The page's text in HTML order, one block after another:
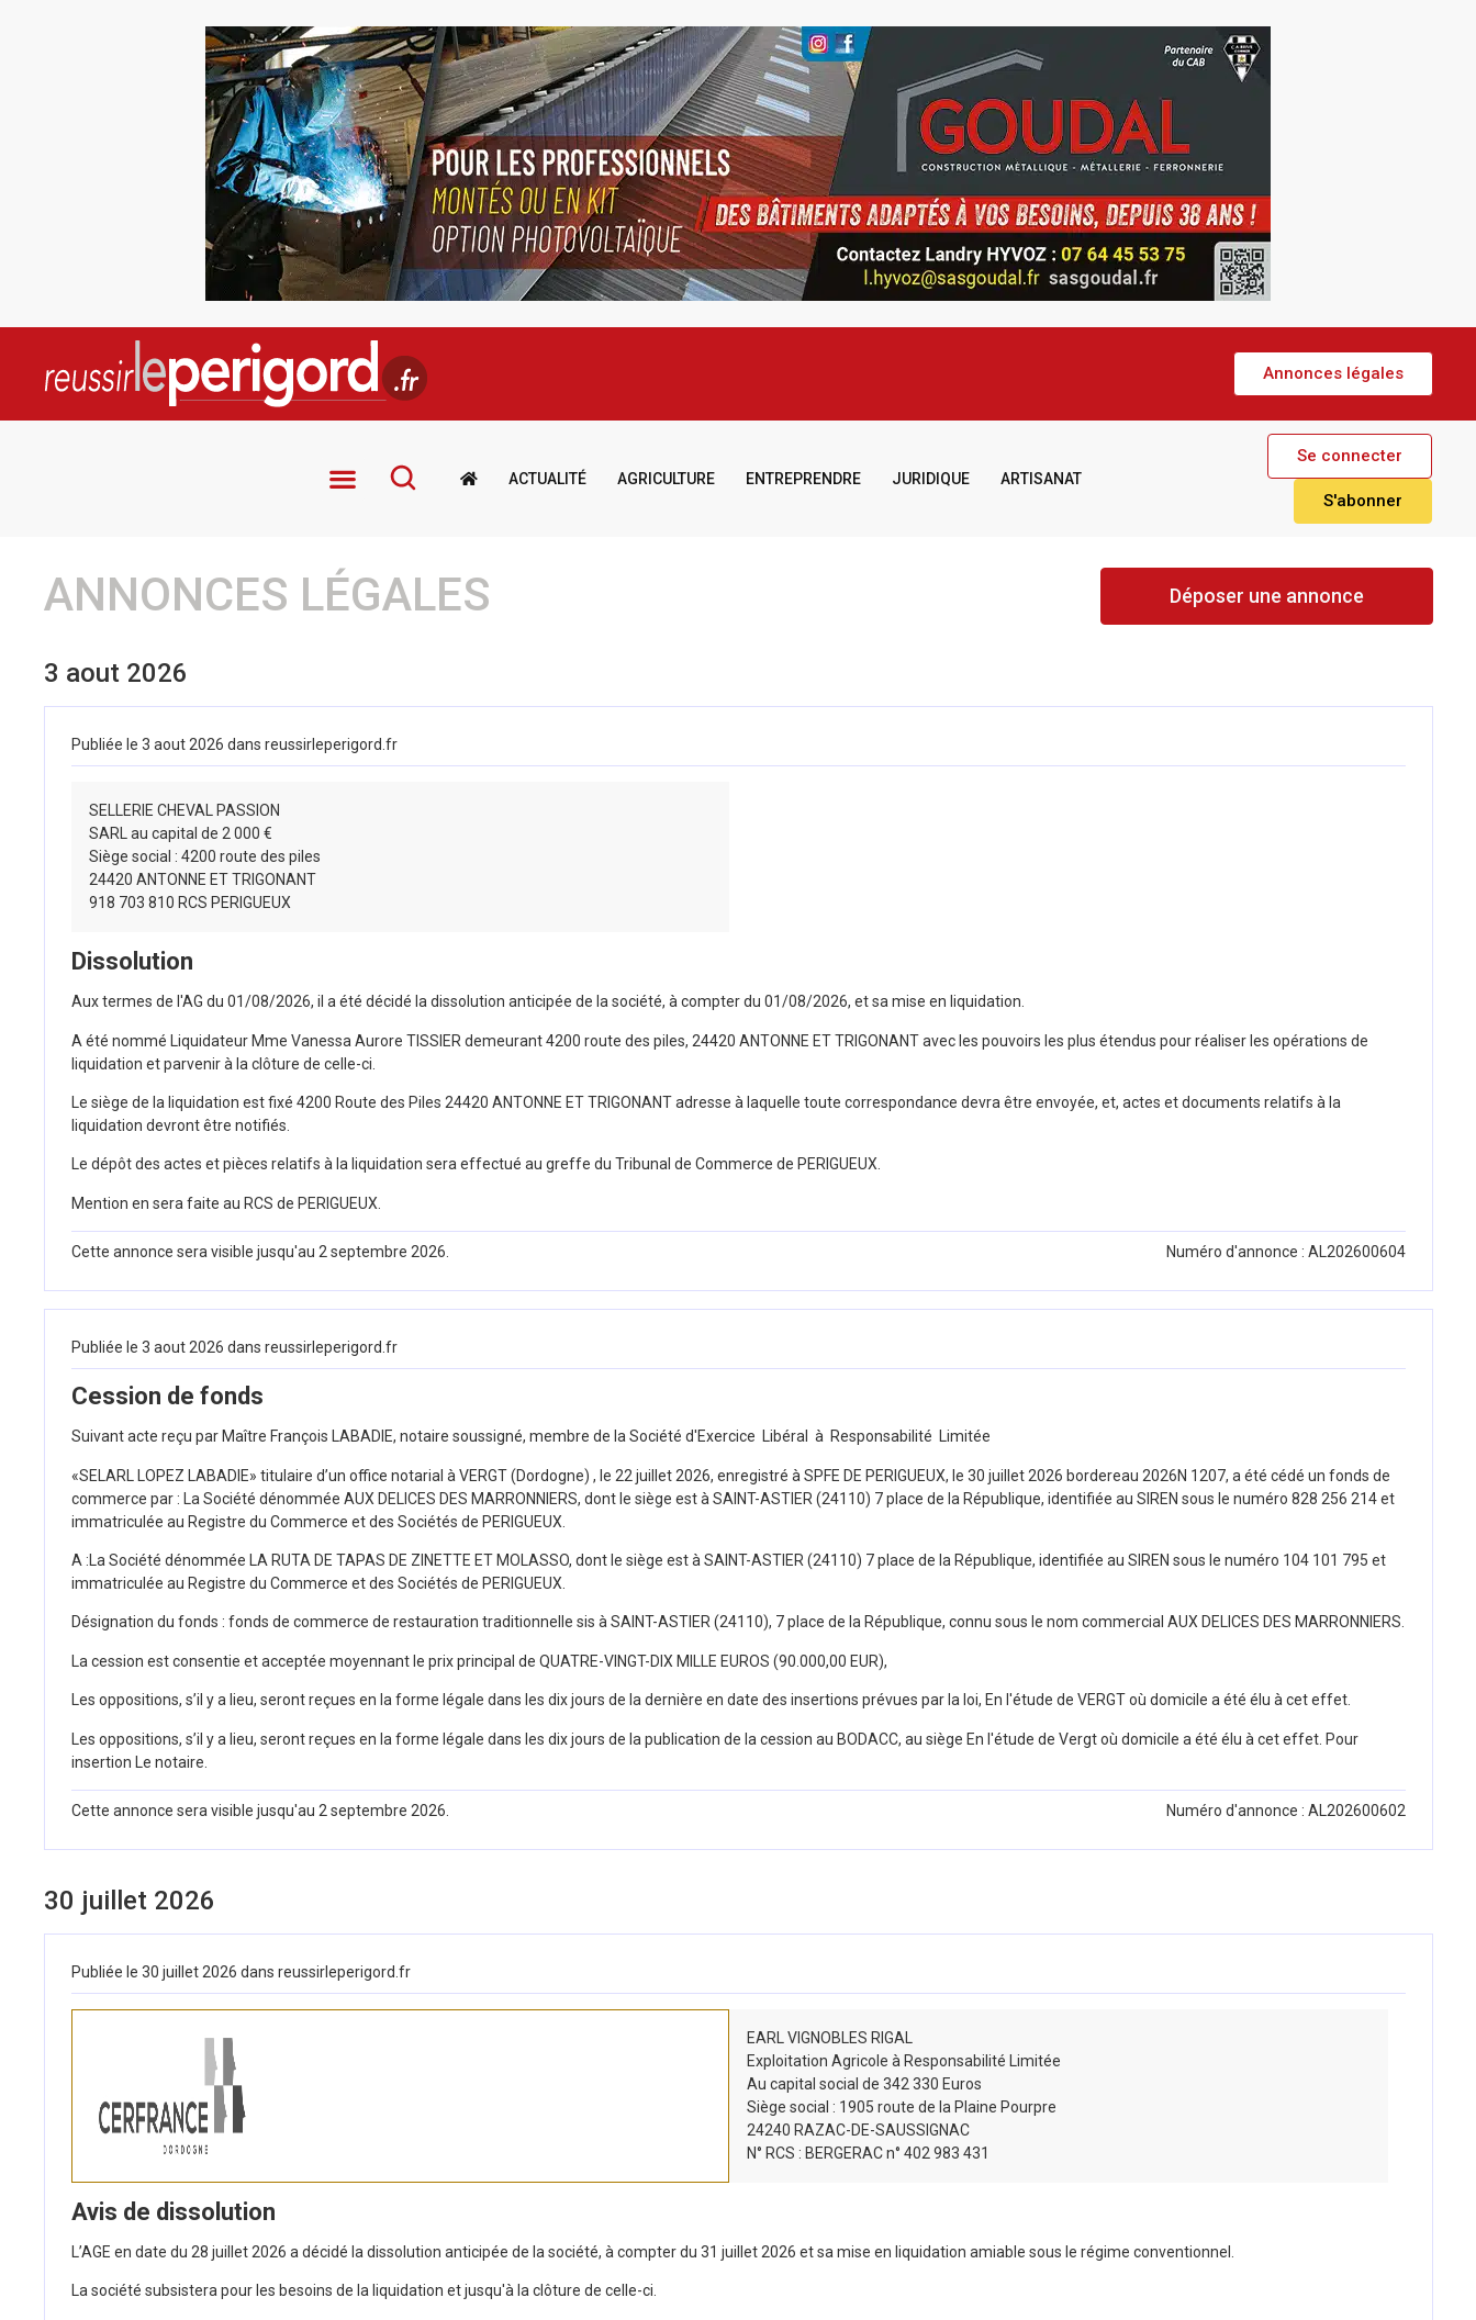
Annonces légales
ACTUALITÉ AGRICULTURE ENTREPRENDRE JURIDIQUE ARTISANAT
Se connecter
S'abonner
ANNONCES LÉGALES Déposer une annonce
3 aout 2026
Publiée le 3 aout 2026 dans reussirleperigord.fr
SELLERIE CHEVAL PASSION
SARL au capital de 2 000 €
Siège social : 4200 route des piles
24420 ANTONNE ET TRIGONANT
918 703 810 RCS PERIGUEUX
Dissolution
Aux termes de l'AG du 01/08/2026, il a été décidé la dissolution anticipée de la société, à compter du 01/08/2026, et sa mise en liquidation.
A été nommé Liquidateur Mme Vanessa Aurore TISSIER demeurant4200 route des piles, 24420 ANTONNE ET TRIGONANTavec les pouvoirs les plus étendus pour réaliser les opérations de
liquidation et parvenir à la clôture de celle-ci.
Le siège de la liquidation est fixé 4200 Route des Piles 24420 ANTONNE ET TRIGONANTadresse à laquelle toute correspondance devra être envoyée, et, actes et documents relatifs à la
liquidation devront être notifiés.
Le dépôt des actes et pièces relatifs à la liquidation sera effectué au greffe du Tribunal de Commerce de PERIGUEUX.
Mention en sera faite au RCS de PERIGUEUX
Cette annonce sera visible jusqu'au 2 septembre 2026. Numéro d'annonce : AL202600604
Publiée le 3 aout 2026 dans reussirleperigord.fr
Cession de fonds
Suivant acte reçu par Maître François LABADIE, notaire soussigné, membre de la Société d'Exercice Libéral à Responsabilité Limitée
«SELARL LOPEZ LABADIE» titulaire d’un office notarial à VERGT (Dordogne) , le 22 juillet 2026, enregistré à SPFE DE PERIGUEUX, le 30 juillet 2026 bordereau 2026N 1207, a été cédé un fonds de
commerce par : La Société dénommée AUX DELICES DES MARRONNIERS, dont le siège est à SAINT-ASTIER (24110) 7 place de la République, identifiée au SIREN sous le numéro 828 256 214 et
immatriculée au Registre du Commerce et des Sociétés de PERIGUEUX.
A :La Société dénommée LA RUTA DE TAPAS DE ZINETTE ET MOLASSO, dont le siège est à SAINT-ASTIER (24110) 7 place de la République, identifiée au SIREN sous le numéro 104 101 795 et
immatriculée au Registre du Commerce et des Sociétés de PERIGUEUX.
Désignation du fonds : fonds de commerce de restauration traditionnelle sis à SAINT-ASTIER (24110), 7 place de la République, connu sous le nom commercial AUX DELICES DES MARRONNIERS.
La cession est consentie et acceptée moyennant le prix principal de QUATRE-VINGT-DIX MILLE EUROS (90.000,00 EUR),
Les oppositions, s’il y a lieu, seront reçues en la forme légale dans les dix jours de la dernière en date des insertions prévues par la loi, En l'étude de VERGT où domicile a été élu à cet effet.
Les oppositions, s’il y a lieu, seront reçues en la forme légale dans les dix jours de la publication de la cession au BODACC, au siège En l'étude de Vergt où domicile a été élu à cet effet. Pour
insertion Le notaire.
Cette annonce sera visible jusqu'au 2 septembre 2026. Numéro d'annonce : AL202600602
30 juillet 2026
Publiée le 30 juillet 2026 dans reussirleperigord.fr
EARL VIGNOBLES RIGAL
Exploitation Agricole à Responsabilité Limitée
Au capital social de 342 330 Euros
Siège social : 1905 route de la Plaine Pourpre
24240 RAZAC-DE-SAUSSIGNAC
N° RCS : BERGERAC n° 402 983 431
Avis de dissolution
L’AGE en date du 28 juillet 2026 a décidé la dissolution anticipée de la société, à compter du 31 juillet 2026 et sa mise en liquidation amiable sous le régime conventionnel.
La société subsistera pour les besoins de la liquidation et jusqu'à la clôture de celle-ci.